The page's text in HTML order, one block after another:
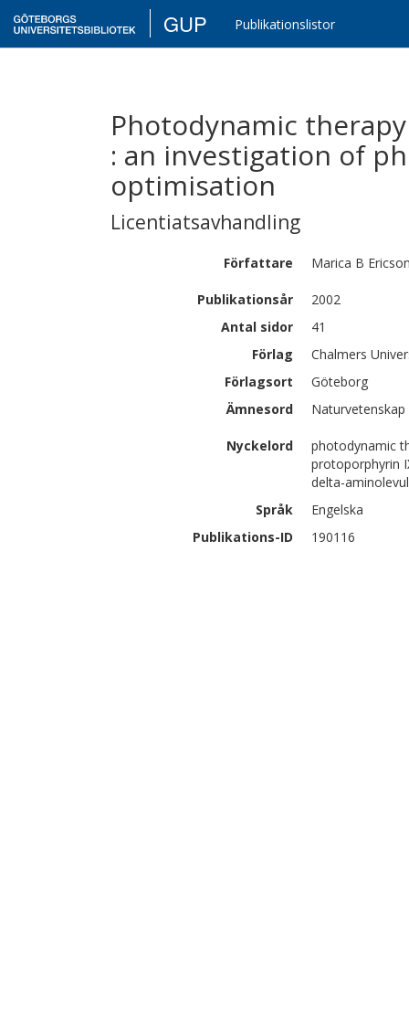
GUP Publikationslistor
Photodynamic
: an investigation of
optimisation
Licentiatsavhandling
Författare Marica B
Publikationsår
2002
Antal sidor
41
Förlag
Chalmers
Förlagsort
Göteborg
Ämnesord
Nyckelord
photodynamic
protoporphyrin
delta-
Språk
Engelska
Publikations-ID
190116